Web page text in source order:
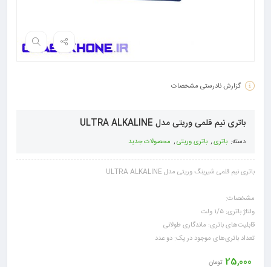
گزارش نادرستی مشخصات
باتری نیم قلمی وریتی مدل ULTRA ALKALINE
دسته: باتری, باتری وریتی, محصولات جدید
باتری نیم قلمی شیرینگ وریتی مدل ULTRA ALKALINE
مشخصات:
ولتاژ باتری: ۱/۵ ولت
قابلیت‌های باتری: ماندگاری طولانی
تعداد باتری‌های موجود در پک: دو عدد
25,000 تومان